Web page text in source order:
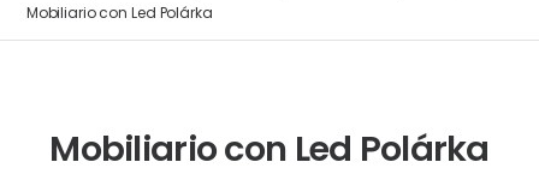
Mobiliario con Led Polárka
Mobiliario con Led Polárka